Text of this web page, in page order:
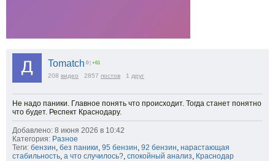
Tomatch 0 | +61
208 видео 2857 постов 1 друг
Не надо паники. Главное понять что происходит. Тогда станет понятно
что будет. Респект Краснодару.
Добавлено: 8 июня 2026 в 10:42
Категория: Разное
Теги: бензин без паники 95 бензин 92 бензин нарастающая
стабильность а что случилось? спокойный анализ Краснодар